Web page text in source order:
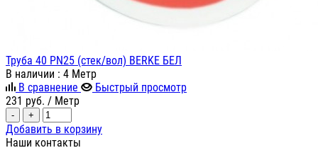
Труба 40 PN25 (стек/вол) BERKE БЕЛ
В наличии : 4 Метр
В сравнение
Быстрый просмотр
231 руб. / Метр
- +
Добавить в корзину
Наши контакты